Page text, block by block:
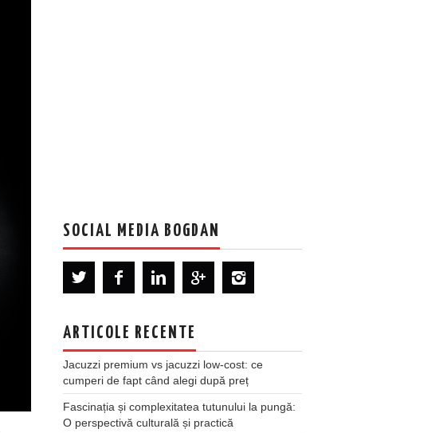
SOCIAL MEDIA BOGDAN
ARTICOLE RECENTE
Jacuzzi premium vs jacuzzi low-cost: ce
cumperi de fapt când alegi după preț
Fascinația și complexitatea tutunului la pungă:
O perspectivă culturală și practică